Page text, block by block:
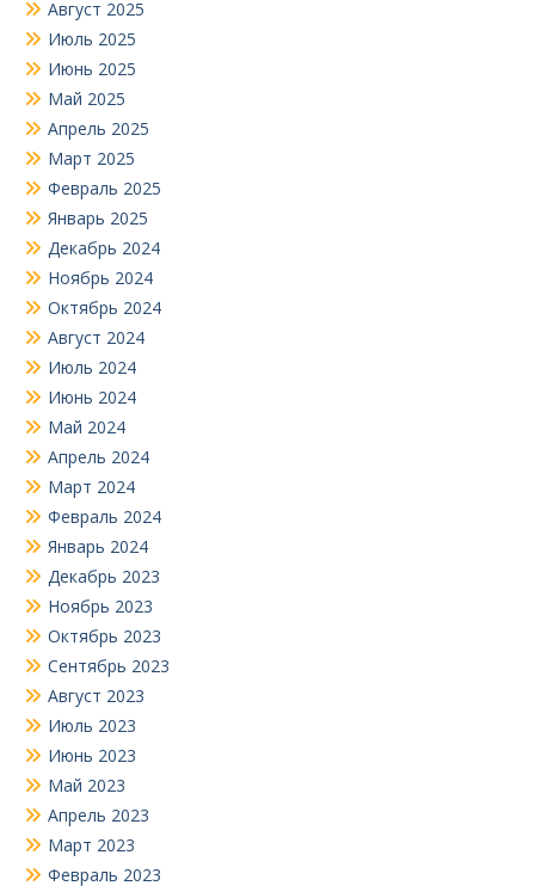
Август 2025
Июль 2025
Июнь 2025
Май 2025
Апрель 2025
Март 2025
Февраль 2025
Январь 2025
Декабрь 2024
Ноябрь 2024
Октябрь 2024
Август 2024
Июль 2024
Июнь 2024
Май 2024
Апрель 2024
Март 2024
Февраль 2024
Январь 2024
Декабрь 2023
Ноябрь 2023
Октябрь 2023
Сентябрь 2023
Август 2023
Июль 2023
Июнь 2023
Май 2023
Апрель 2023
Март 2023
Февраль 2023